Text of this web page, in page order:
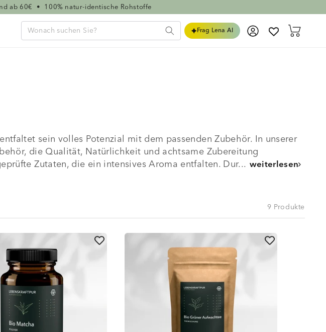
ab 60€ • 100% natur-identische Rohstoffe
Frag Lena AI Einloggen Warenkorb
sein volles Potenzial mit dem passenden Zubehör. In unserer
die Qualität, Natürlichkeit und achtsame Zubereitung
Zutaten, die ein intensives Aroma entfalten. Dur... weiterlesen
9 Produkte